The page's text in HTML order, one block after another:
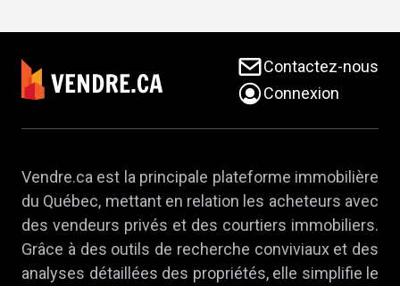
Contactez-nous
Connexion
Vendre.ca est la principale plateforme immobilière
du Québec, mettant en relation les acheteurs avec
des vendeurs privés et des courtiers immobiliers.
Grâce à des outils de recherche conviviaux et des
analyses détaillées des propriétés, elle simplifie le